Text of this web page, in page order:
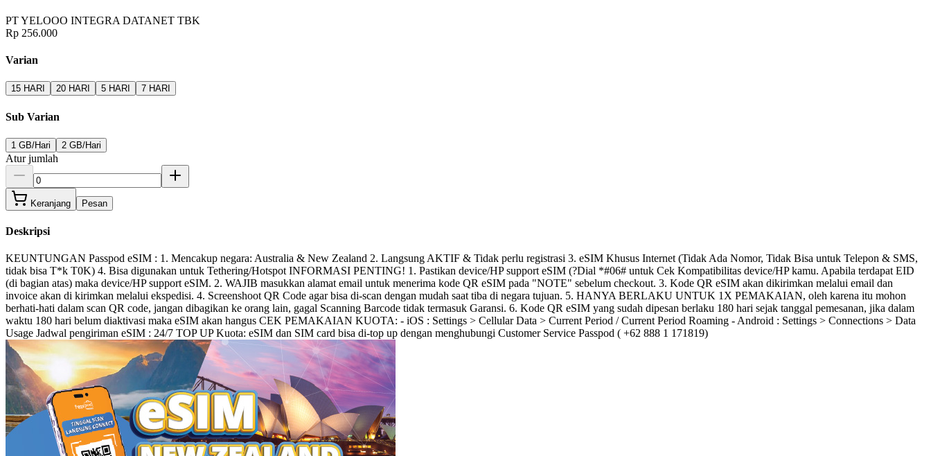
PT YELOOO INTEGRA DATANET TBK
Rp 256.000
Varian
15 HARI 20 HARI 5 HARI 7 HARI
Sub Varian
1 GB/Hari 2 GB/Hari
Atur jumlah
Keranjang Pesan
Deskripsi
KEUNTUNGAN Passpod eSIM : 1. Mencakup negara: Australia & New Zealand 2. Langsung AKTIF & Tidak perlu registrasi 3. eSIM Khusus Internet (Tidak Ada Nomor, Tidak Bisa untuk Telepon & SMS,
tidak bisa T*k T0K) 4. Bisa digunakan untuk Tethering/Hotspot INFORMASI PENTING! 1. Pastikan device/HP support eSIM (?Dial *#06# untuk Cek Kompatibilitas device/HP kamu. Apabila terdapat EID
(di bagian atas) maka device/HP support eSIM. 2. WAJIB masukkan alamat email untuk menerima kode QR eSIM pada "NOTE" sebelum checkout. 3. Kode QR eSIM akan dikirimkan melalui email dan
invoice akan di kirimkan melalui ekspedisi. 4. Screenshoot QR Code agar bisa di-scan dengan mudah saat tiba di negara tujuan. 5. HANYA BERLAKU UNTUK 1X PEMAKAIAN, oleh karena itu mohon
berhati-hati dalam scan QR code, jangan dibagikan ke orang lain, gagal Scanning Barcode tidak termasuk Garansi. 6. Kode QR eSIM yang sudah dipesan berlaku 180 hari sejak tanggal pemesanan, jika dalam
waktu 180 hari belum diaktivasi maka eSIM akan hangus CEK PEMAKAIAN KUOTA: - iOS : Settings > Cellular Data > Current Period / Current Period Roaming - Android : Settings > Connections > Data
Usage Jadwal pengiriman eSIM : 24/7 TOP UP Kuota: eSIM dan SIM card bisa di-top up dengan menghubungi Customer Service Passpod ( +62 888 1 171819)